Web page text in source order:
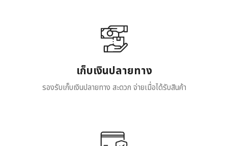
เก็บเงินปลายทาง
รองรับเก็บเงินปลายทาง สะดวก จ่ายเมื่อได้รับสินค้า